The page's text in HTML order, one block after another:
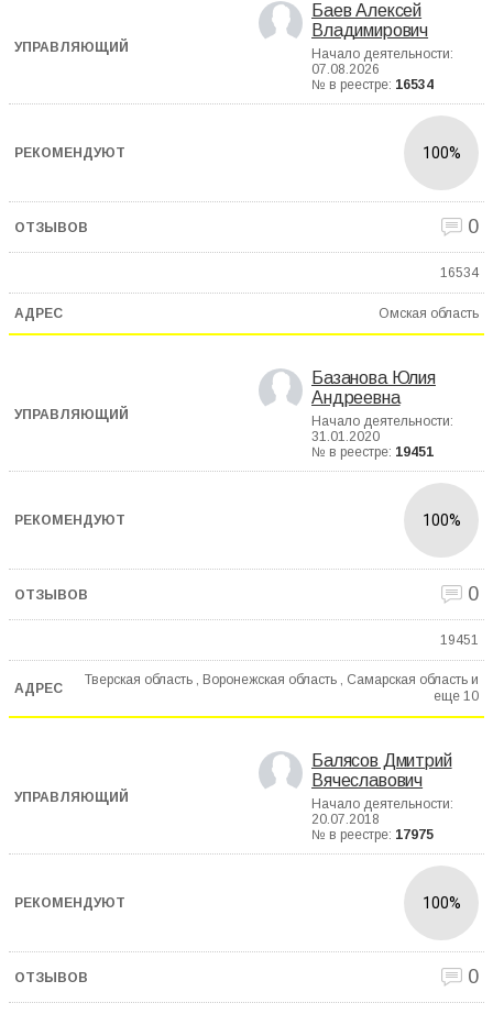
Баев Алексей
Владимирович
Начало деятельности:
07.08.2026
№ в реестре: 16534
100%
0
16534
Омская область
Базанова Юлия
Андреевна
Начало деятельности:
31.01.2020
№ в реестре: 19451
100%
0
19451
Тверская область , Воронежская область , Самарская область и
еще 10
Балясов Дмитрий
Вячеславович
Начало деятельности:
20.07.2018
№ в реестре: 17975
100%
0